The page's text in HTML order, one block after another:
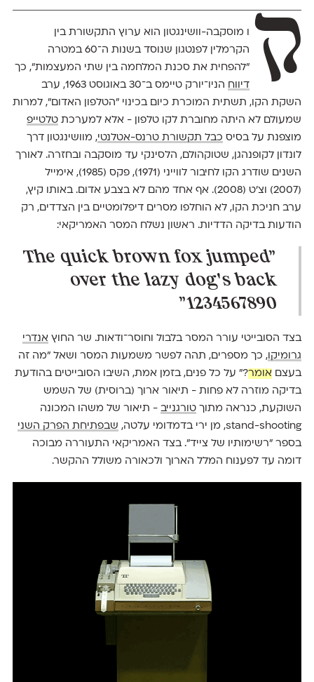
ק
ו מוסקבה-וושינגטון הוא ערוץ התקשורת בין
הקרמלין לפנטגון שנוסד בשנות ה־60 במטרה
״להפחית את סכנת המלחמה בין שתי המעצמות״, כך
דיווח
הניו־יורק טיימס ב־30 באוגוסט 1963, ערב
השקת הקו, תשתית המוכרת כיום בכינוי ״הטלפון האדום״, למרות
שמעולם לא היתה מחוברת לקו טלפון - אלא למערכת טלטייפ
מוצפנת על בסיס כבל תקשורת טרנס-אטלנטי, מוושינגטון דרך
לונדון לקופנהגן, שטוקהולם, הלסינקי עד מוסקבה ובחזרה. לאורך
השנים שודרג הקו לחיבור לווייני (1971), פקס (1985), אימייל
(2007) וצ'ט (2008). אף אחד מהם לא בצבע אדום. באותו קיץ,
ערב חניכת הקו, לא הוחלפו מסרים דיפלומטיים בין הצדדים, רק
הודעות בדיקה הדדיות. ראשון נשלח המסר האמריקאי:
״The quick brown fox jumped
over the lazy dog's back
1234567890״
בצד הסובייטי עורר המסר בלבול וחוסר־ודאות. שר החוץ אנדרי
גרומיקו , כך מספרים, תהה לפשר משמעות המסר ושאל "מה זה
בעצם אומר?" על כל פנים, בזמן אמת, השיבו הסובייטים בהודעת
בדיקה מוזרה לא פחות - תיאור ארוך (ברוסית) של השמש
השוקעת, כנראה מתוך טורגנייב- תיאור של משהו המכונה
stand-shooting, מן ירי בדמדומי עלטה,
שבפתיחת הפרק השני
בספר "רשימותיו של צייד". בצד האמריקאי התעוררה מבוכה
דומה עד לפענוח המלל הארוך ולכאורה משולל ההקשר.